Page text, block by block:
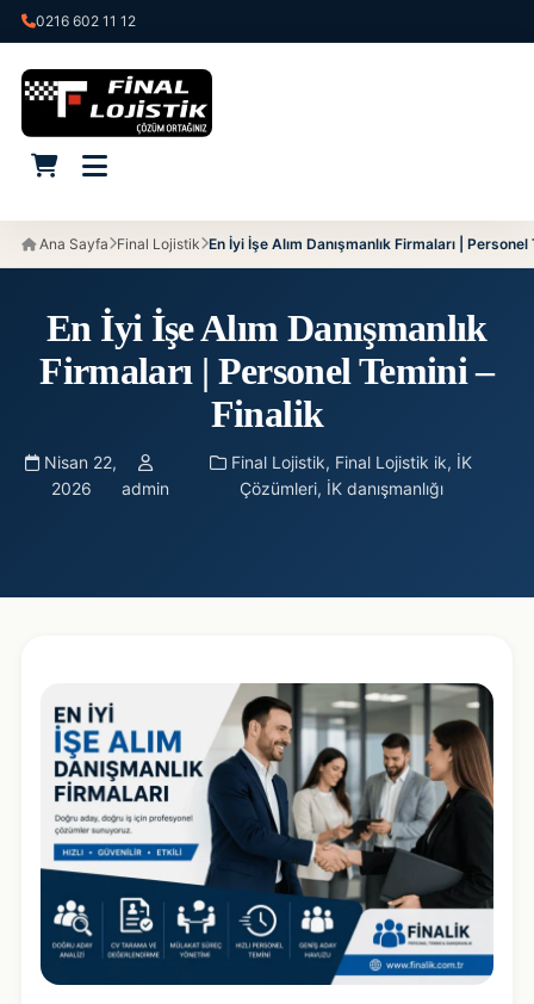
0216 602 11 12
Ana Sayfa Final Lojistik En İyi İşe Alım Danışmanlık Firmaları |
En İyi İşe Alım Danışmanlık
Firmaları | Personel Temini –
Finalik
Nisan 22,
2026
admin
Final Lojistik, Final Lojistik ik, İK
Çözümleri, İK danışmanlığı